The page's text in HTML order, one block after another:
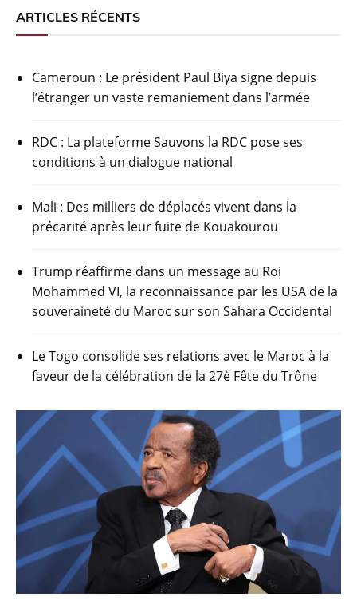
ARTICLES RÉCENTS
Cameroun : Le président Paul Biya signe depuis
l’étranger un vaste remaniement dans l’armée
RDC : La plateforme Sauvons la RDC pose ses
conditions à un dialogue national
Mali : Des milliers de déplacés vivent dans la
précarité après leur fuite de Kouakourou
Trump réaffirme dans un message au Roi
Mohammed VI, la reconnaissance par les USA de la
souveraineté du Maroc sur son Sahara Occidental
Le Togo consolide ses relations avec le Maroc à la
faveur de la célébration de la 27è Fête du Trône